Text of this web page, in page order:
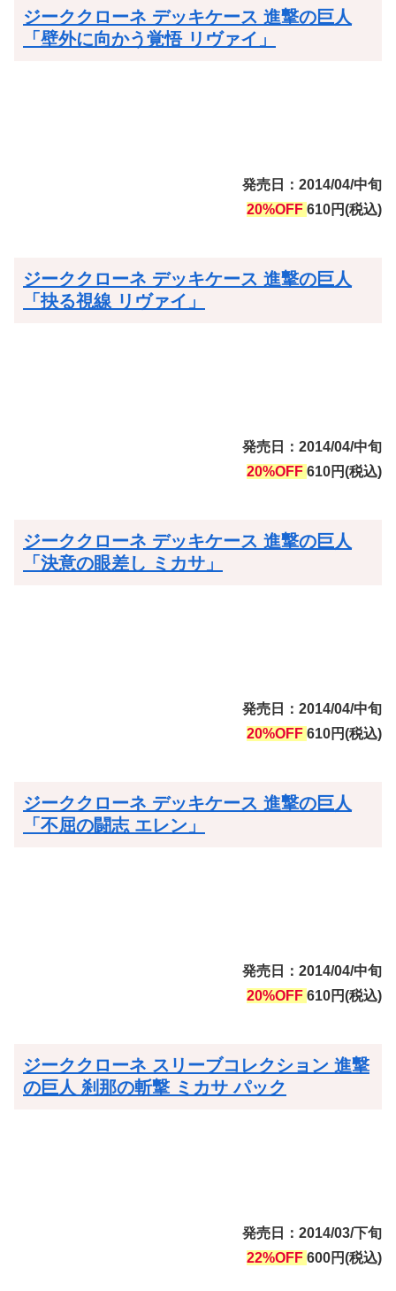
ジーククローネ デッキケース 進撃の巨人
「壁外に向かう覚悟 リヴァイ」
発売日：2014/04/中旬
20%OFF 610円(税込)
ジーククローネ デッキケース 進撃の巨人
「抉る視線 リヴァイ」
発売日：2014/04/中旬
20%OFF 610円(税込)
ジーククローネ デッキケース 進撃の巨人
「決意の眼差し ミカサ」
発売日：2014/04/中旬
20%OFF 610円(税込)
ジーククローネ デッキケース 進撃の巨人
「不屈の闘志 エレン」
発売日：2014/04/中旬
20%OFF 610円(税込)
ジーククローネ スリーブコレクション 進撃
の巨人 刹那の斬撃 ミカサ パック
発売日：2014/03/下旬
22%OFF 600円(税込)